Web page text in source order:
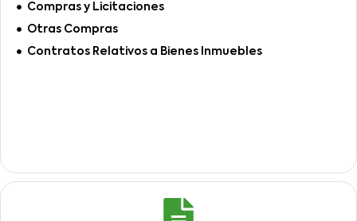
Compras y Licitaciones
Otras Compras
Contratos Relativos a Bienes Inmuebles